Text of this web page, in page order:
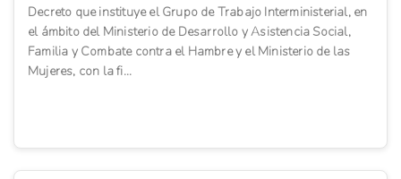
Decreto que instituye el Grupo de Trabajo Interministerial, en
el ámbito del Ministerio de Desarrollo y Asistencia Social,
Familia y Combate contra el Hambre y el Ministerio de las
Mujeres, con la fi...